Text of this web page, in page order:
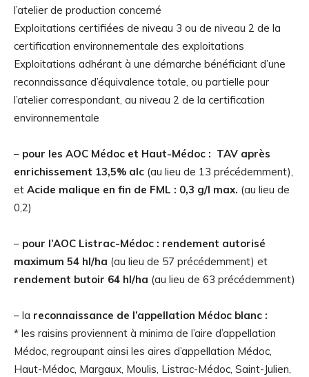
l’atelier de production concerné
Exploitations certifiées de niveau 3 ou de niveau 2 de la
certification environnementale des exploitations
Exploitations adhérant à une démarche bénéficiant d’une
reconnaissance d’équivalence totale, ou partielle pour
l’atelier correspondant, au niveau 2 de la certification
environnementale
– pour les AOC Médoc et Haut-Médoc : TAV après
enrichissement 13,5% alc (au lieu de 13 précédemment),
et Acide malique en fin de FML : 0,3 g/l max. (au lieu de
0,2)
– pour l’AOC Listrac-Médoc : rendement autorisé
maximum 54 hl/ha (au lieu de 57 précédemment) et
rendement butoir 64 hl/ha (au lieu de 63 précédemment)
– la reconnaissance de l’appellation Médoc blanc :
* les raisins proviennent à minima de l’aire d’appellation
Médoc, regroupant ainsi les aires d’appellation Médoc,
Haut-Médoc, Margaux, Moulis, Listrac-Médoc, Saint-Julien,